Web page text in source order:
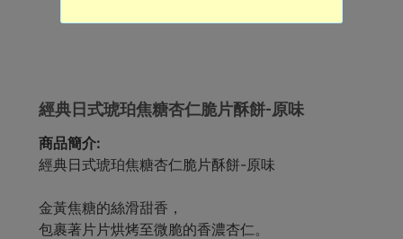
經典日式琥珀焦糖杏仁脆片酥餅-原味
商品簡介:
經典日式琥珀焦糖杏仁脆片酥餅-原味
金黃焦糖的絲滑甜香，
包裹著片片烘烤至微脆的香濃杏仁。